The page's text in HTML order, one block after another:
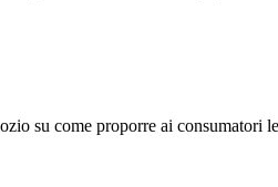
su come proporre ai consumatori